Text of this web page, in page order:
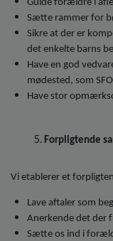
Guide forældre i
Sætte rammer for
Sikre at der er
det enkelte barns
Have en god
mødested, som
Have stor
Forpligtende
Vi etablerer et
Lave aftaler som
Anerkende det der
Sætte os ind i